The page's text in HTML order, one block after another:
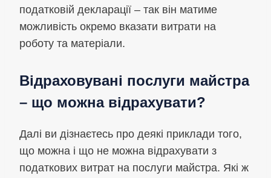
податковій декларації – так він матиме
можливість окремо вказати витрати на
роботу та матеріали.
Відраховувані послуги майстра
– що можна відрахувати?
Далі ви дізнаєтесь про деякі приклади того,
що можна і що не можна відрахувати з
податкових витрат на послуги майстра. Які ж